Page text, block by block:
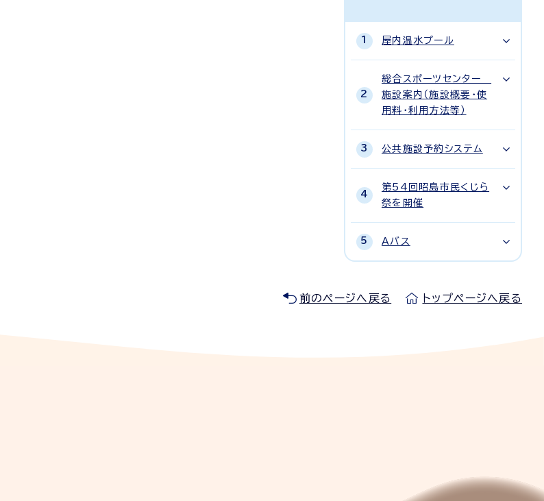
屋内温水プール
総合スポーツセンター
施設案内（施設概要・使
用料・利用方法等）
公共施設予約システム
第54回昭島市民くじら
祭を開催
Aバス
前のページへ戻る トップページへ戻る